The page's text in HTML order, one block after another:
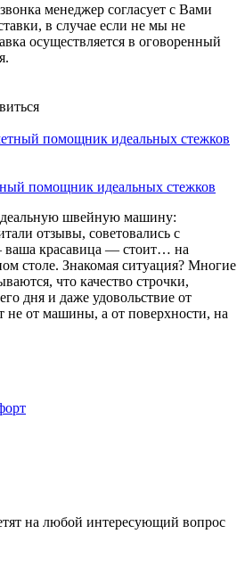
менеджер согласует с Вами
в случае если не мы не
осуществляется в оговоренный
помощник идеальных стежков
швейную машину:
отзывы, советовались с
красавица — стоит… на
столе. Знакомая ситуация? Многие
что качество строчки,
дня и даже удовольствие от
не от машины, а от поверхности, на
на любой интересующий вопрос